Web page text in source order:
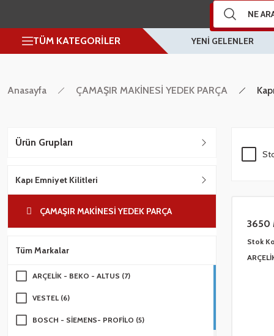
TÜM KATEGORİLER YENİ GELENLER
Anasayfa ÇAMAŞIR MAKİNESİ YEDEK PARÇA
Ürün Grupları
Kapı Emniyet Kilitleri
ÇAMAŞIR MAKİNESİ YEDEK PARÇA
Tüm Markalar
ARÇELİK - BEKO - ALTUS (7)
VESTEL (6)
BOSCH - SİEMENS- PROFİLO (5)
3650
Stok